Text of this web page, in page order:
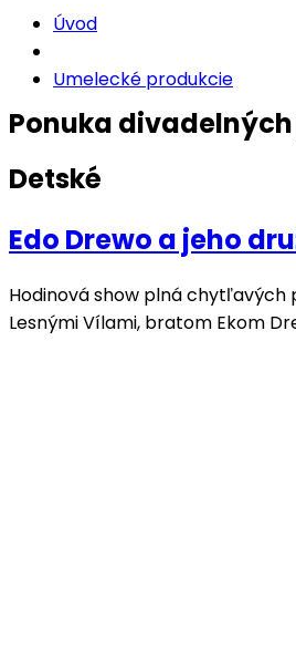
Úvod
Umelecké produkcie
Ponuka
Detské
Edo Drewo a jeho
Hodinová show plná chytľavých
Lesnými Vílami, bratom Ekom